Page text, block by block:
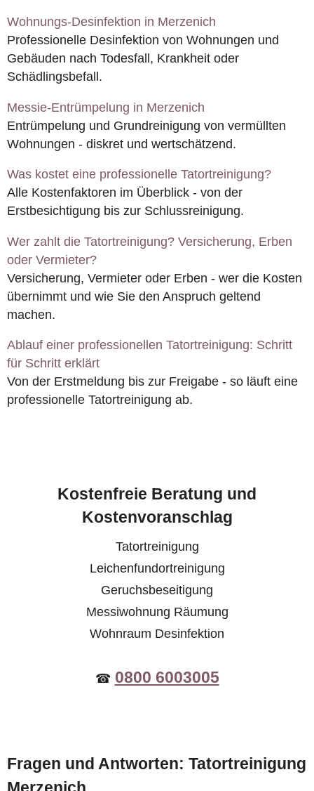
Wohnungs-Desinfektion in Merzenich
Professionelle Desinfektion von Wohnungen und
Gebäuden nach Todesfall, Krankheit oder
Schädlingsbefall.
Messie-Entrümpelung in Merzenich
Entrümpelung und Grundreinigung von vermüllten
Wohnungen - diskret und wertschätzend.
Was kostet eine professionelle Tatortreinigung?
Alle Kostenfaktoren im Überblick - von der
Erstbesichtigung bis zur Schlussreinigung.
Wer zahlt die Tatortreinigung? Versicherung, Erben
oder Vermieter?
Versicherung, Vermieter oder Erben - wer die Kosten
übernimmt und wie Sie den Anspruch geltend
machen.
Ablauf einer professionellen Tatortreinigung: Schritt
für Schritt erklärt
Von der Erstmeldung bis zur Freigabe - so läuft eine
professionelle Tatortreinigung ab.
Kostenfreie Beratung und
Kostenvoranschlag
Tatortreinigung
Leichenfundortreinigung
Geruchsbeseitigung
Messiwohnung Räumung
Wohnraum Desinfektion
☎ 0800 6003005
Fragen und Antworten: Tatortreinigung
Merzenich